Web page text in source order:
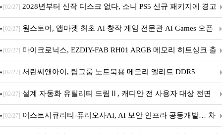
개막... 22일간 진행
[02/27] 2028년부터 신작 디스크 없다, 소니 PS5 신규 패키지에 경고
문 추가
[02/27] 원스토어, 앱마켓 최초 AI 창작 게임 전문관 AI Games 오픈
[02/27] 마이크로닉스, EZDIY-FAB RH01 ARGB 메모리 히트싱크 출
시
[02/27] 서린씨앤아이, 팀그룹 노트북용 메모리 엘리트 DDR5
5600MHz 16GB 출시
[02/27] 설계 자동화 유틸리티 드림Ⅱ, 캐디안 전 사용자 대상 전면
무상 배포
[02/27] 이스트시큐리티-퓨리오사AI, AI 보안 인프라 공동개발… 차